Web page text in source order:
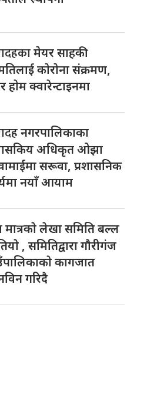
मेयर साहकी
काेराेना संक्रमण,
हाेम क्वारेन्टाइनमा
नगरपालिकाका
अधिकृत ओझा
सरूवा, प्रशासनिक
नयाँ आयाम
मात्रकाे लेखा समिति बल्ल
, समितिद्वारा गाैरीगंज
कागजात
गरिदै